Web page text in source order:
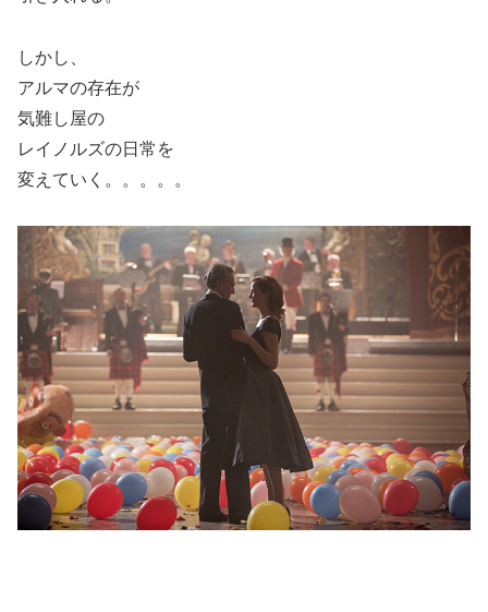
しかし、
アルマの存在が
気難し屋の
レイノルズの日常を
変えていく。。。。。